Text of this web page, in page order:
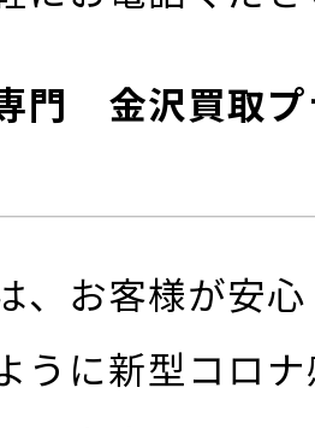
門 金沢買取プ
、お客様が安
うに新型コロ